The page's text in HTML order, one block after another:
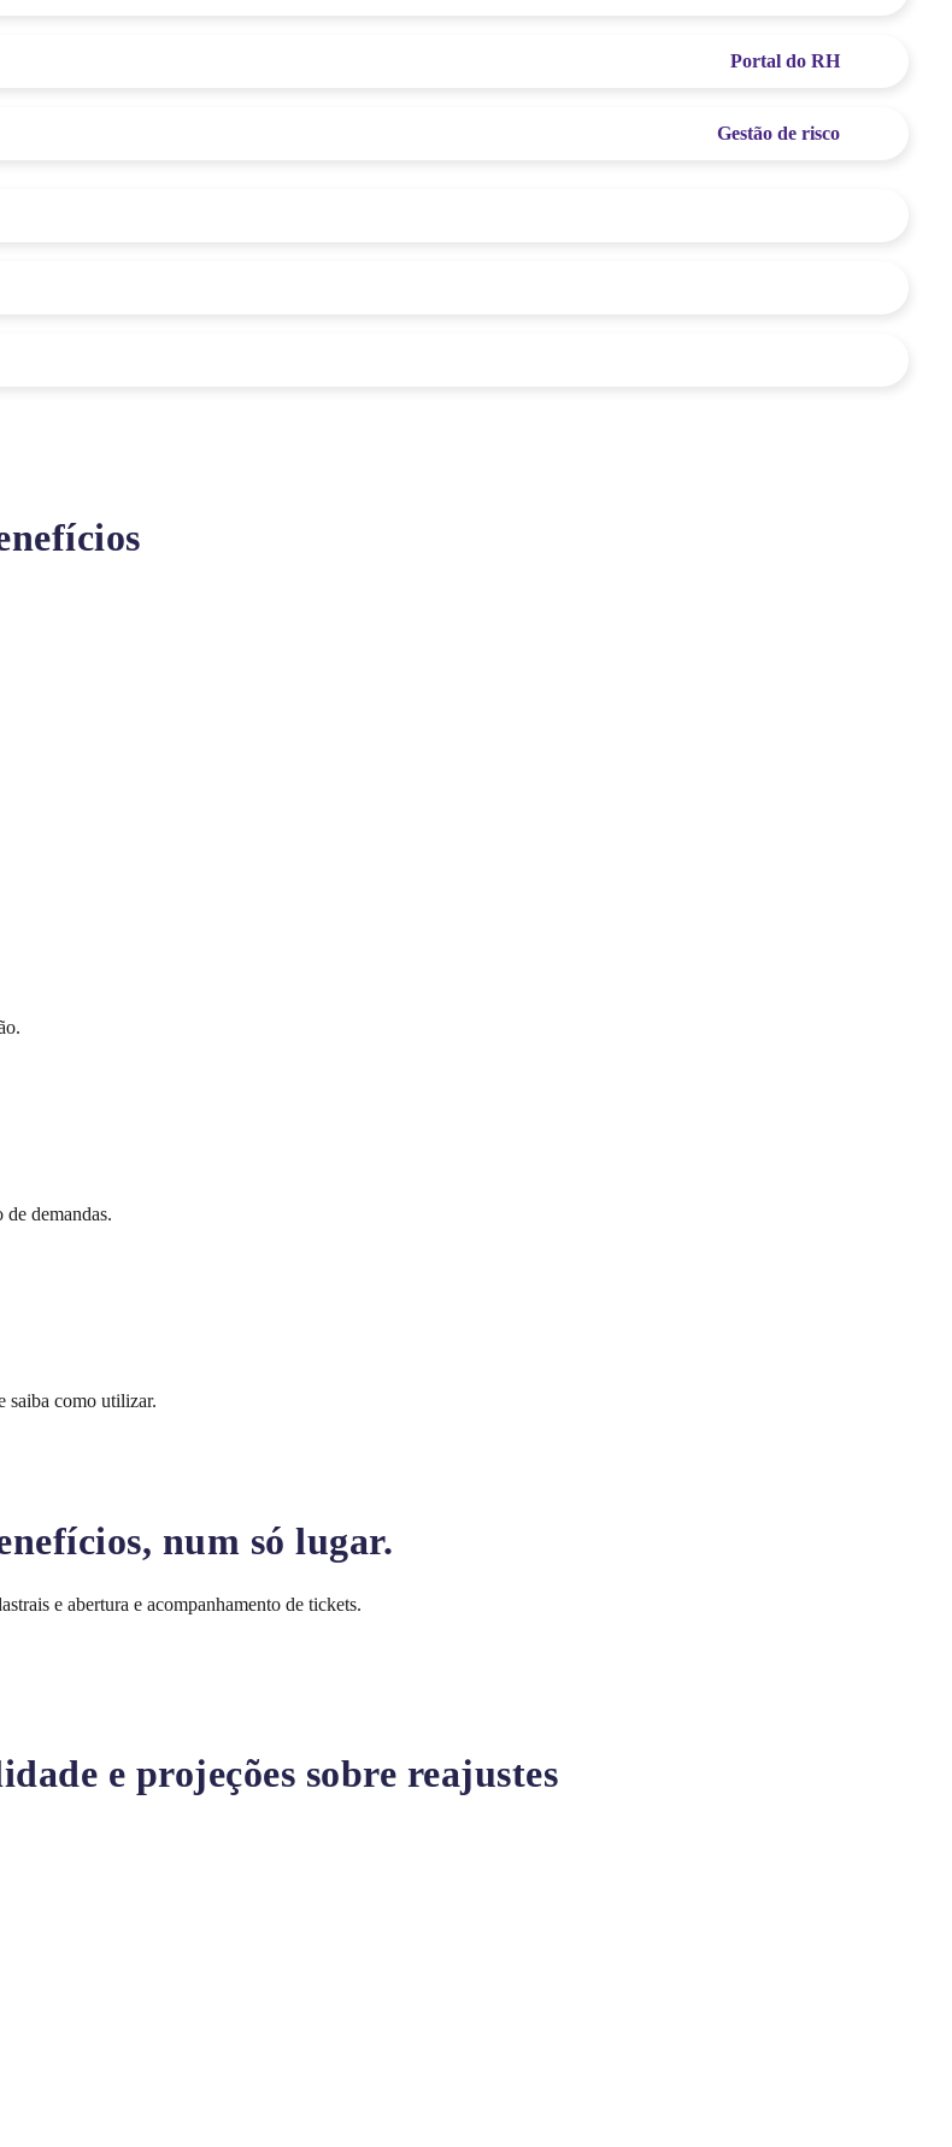
Portal do RH
Gestão de risco
demandas.
saiba como utilizar.
num só lugar.
e abertura e acompanhamento de tickets.
e projeções sobre reajustes